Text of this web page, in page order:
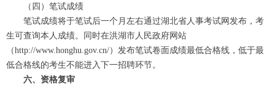
（四）笔试成绩
笔试成绩将于笔试后一个月左右通过湖北省人事考试网发布，考
生可查询本人成绩。同时在洪湖市人民政府网站
（http://www.honghu.gov.cn/）发布笔试卷面成绩最低合格线，低于最
低合格线的考生不能进入下一招聘环节。
六、资格复审